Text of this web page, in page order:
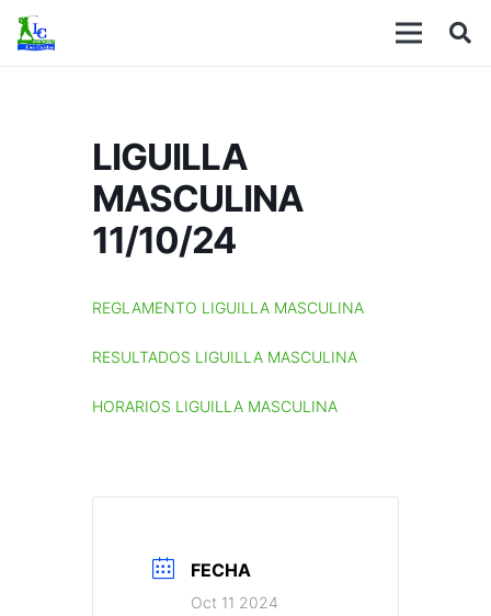
LIGUILLA
MASCULINA
11/10/24
REGLAMENTO LIGUILLA MASCULINA
RESULTADOS LIGUILLA MASCULINA
HORARIOS LIGUILLA MASCULINA
FECHA
Oct 11 2024